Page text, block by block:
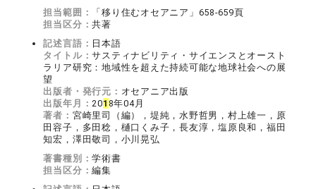
担当範囲：
「移り住むオセアニア」658-659頁
担当区分：共著
記述言語： 日本語
タイトル：サスティナビリティ・サイエンスとオースト
ラリア研究：地域性を超えた持続可能な地球社会への展
望
出版者・発行元： オセアニア出版
出版年月：201 8年04月
著者： 宮崎里司（編），堤純，水野哲男，村上雄一，原
田容子，多田稔，樋口くみ子，長友淳，塩原良和，福田
知宏，澤田敬司，小川晃弘
著書種別：学術書
担当区分：編集